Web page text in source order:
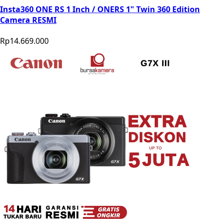
Insta360 ONE RS 1 Inch / ONERS 1" Twin 360 Edition
Camera RESMI
Rp14.669.000